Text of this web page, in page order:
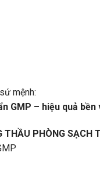
mệnh:
GMP – hiệu quả bền
THẦU PHÒNG SẠCH